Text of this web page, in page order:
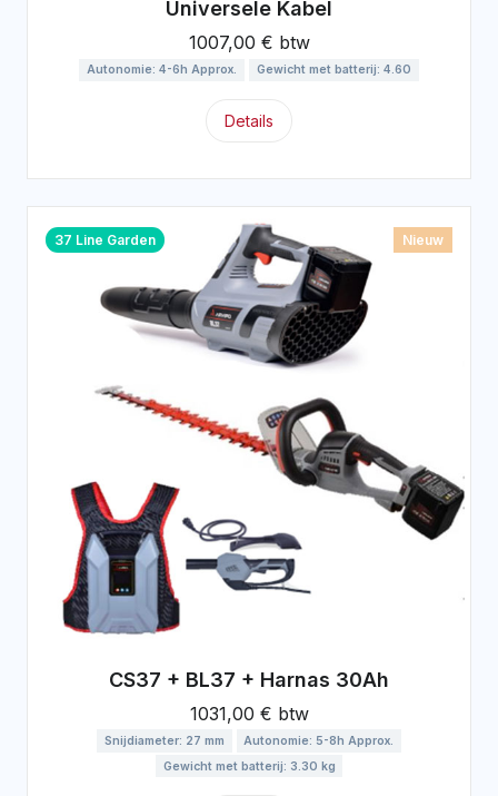
Universele Kabel
1007,00 € btw
Autonomie: 4-6h Approx. Gewicht met batterij: 4.60
Details
37 Line Garden Nieuw
CS37 + BL37 + Harnas 30Ah
1031,00 € btw
Snijdiameter: 27 mm
Autonomie: 5-8h Approx.
Gewicht met batterij: 3.30 kg